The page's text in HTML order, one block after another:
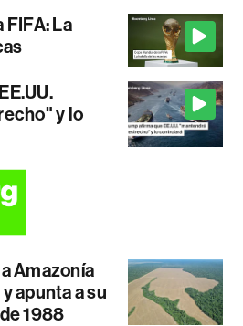
FIFA: La
y lo
Amazonía
apunta a su
1988